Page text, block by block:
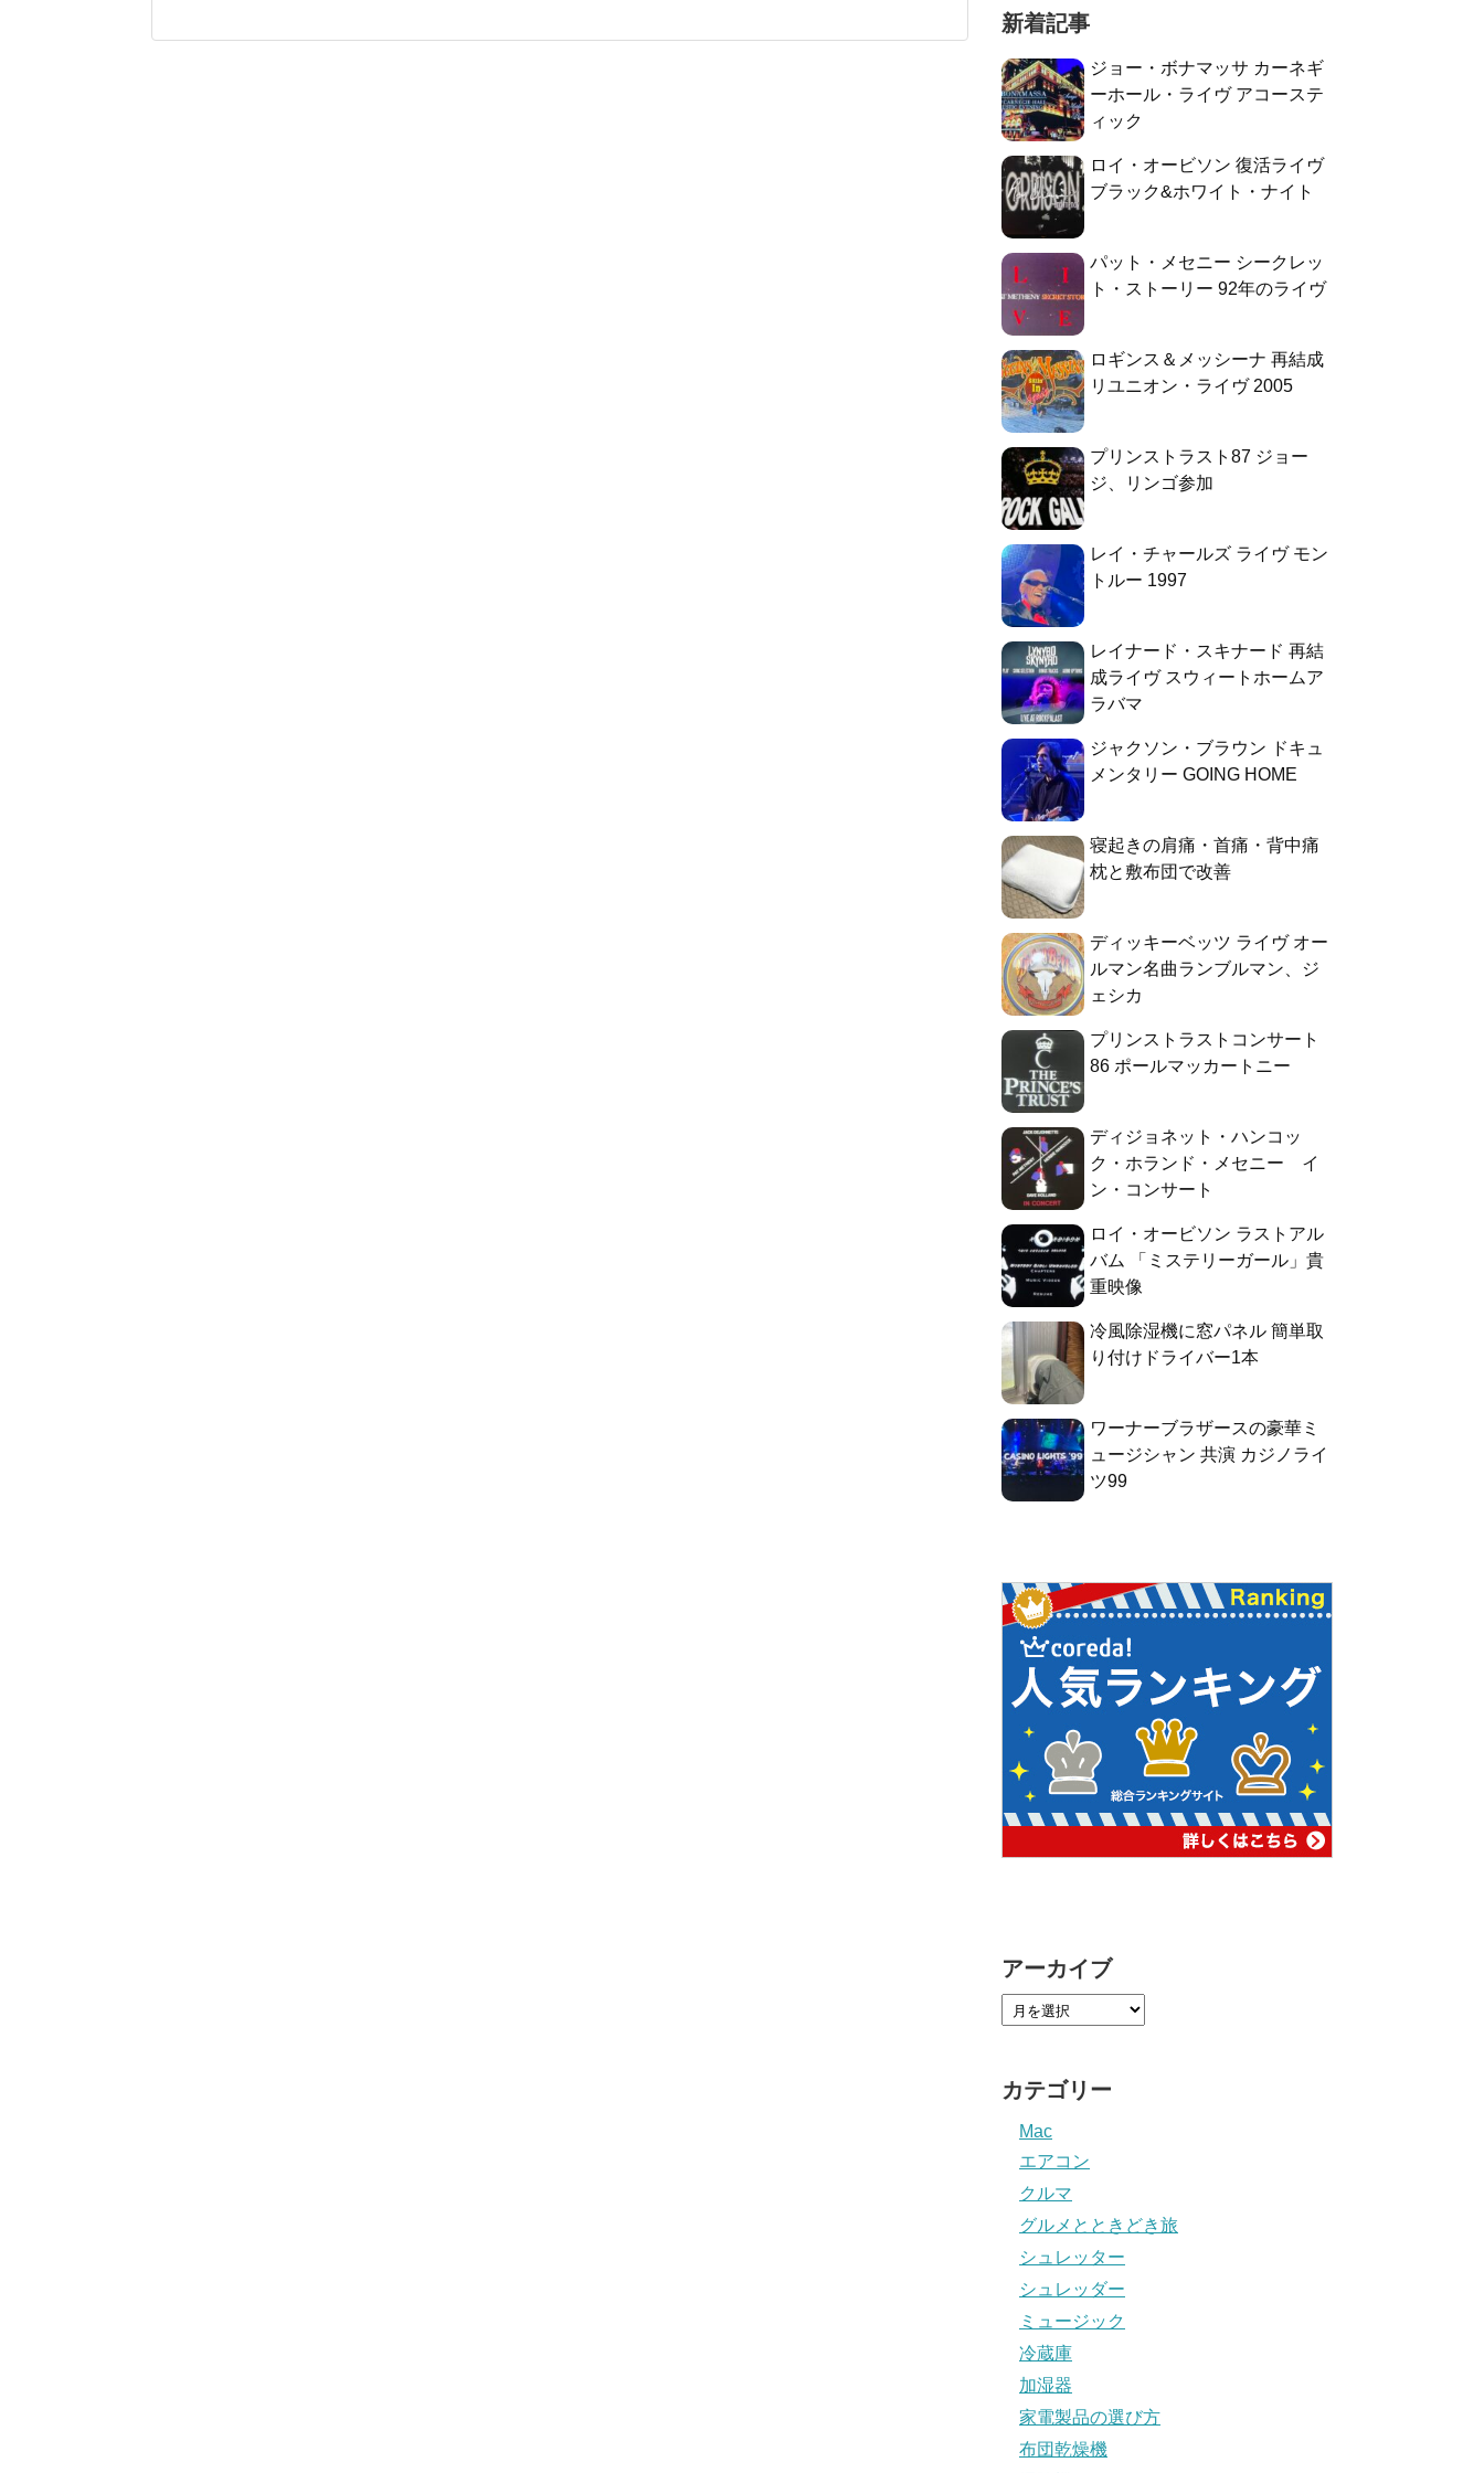
新着記事
ジョー・ボナマッサ カーネギ
ーホール・ライヴ アコーステ
ィック
ロイ・オービソン 復活ライヴ
ブラック&ホワイト・ナイト
パット・メセニー シークレッ
ト・ストーリー 92年のライヴ
ロギンス＆メッシーナ 再結成
リユニオン・ライヴ 2005
プリンストラスト87 ジョー
ジ、リンゴ参加
レイ・チャールズ ライヴ モン
トルー 1997
レイナード・スキナード 再結
成ライヴ スウィートホームア
ラバマ
ジャクソン・ブラウン ドキュ
メンタリー GOING HOME
寝起きの肩痛・首痛・背中痛
枕と敷布団で改善
ディッキーベッツ ライヴ オー
ルマン名曲ランブルマン、ジ
ェシカ
プリンストラストコンサート
86 ポールマッカートニー
ディジョネット・ハンコッ
ク・ホランド・メセニー イ
ン・コンサート
ロイ・オービソン ラストアル
バム 「ミステリーガール」貴
重映像
冷風除湿機に窓パネル 簡単取
り付けドライバー1本
ワーナーブラザースの豪華ミ
ュージシャン 共演 カジノライ
ツ99
アーカイブ
カテゴリー
Mac
エアコン
クルマ
グルメとときどき旅
シュレッター
シュレッダー
ミュージック
冷蔵庫
加湿器
家電製品の選び方
布団乾燥機